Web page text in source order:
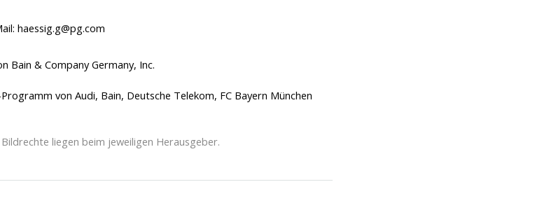
haessig.g@pg.com
Bain & Company Germany, Inc.
von Audi, Bain, Deutsche Telekom, FC Bayern München
liegen beim jeweiligen Herausgeber.